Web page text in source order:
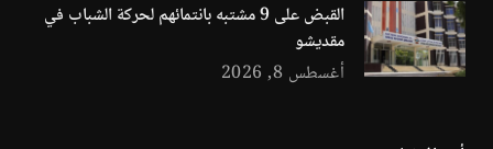
القبض على 9 مشتبه بانتمائهم لحركة الشباب في
مقديشو
أغسطس 8, 2026